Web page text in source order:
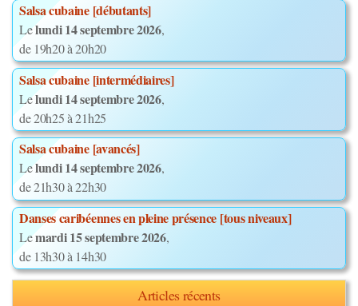
Salsa cubaine [débutants]
Lelundi 14 septembre 2026,
de 19h20 à 20h20
Salsa cubaine [intermédiaires]
Lelundi 14 septembre 2026,
de 20h25 à 21h25
Salsa cubaine [avancés]
Lelundi 14 septembre 2026,
de 21h30 à 22h30
Danses caribéennes en pleine présence [tous niveaux]
Lemardi 15 septembre 2026,
de 13h30 à 14h30
Articles récents